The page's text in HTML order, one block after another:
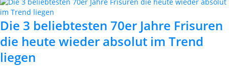
Die 3 beliebtesten 70er Jahre Frisuren
die heute wieder absolut im Trend
liegen